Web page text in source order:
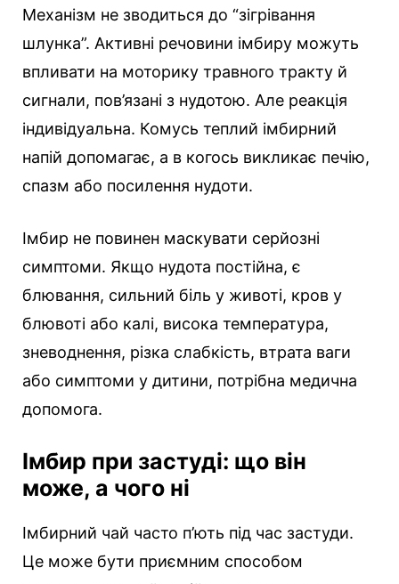
Механізм не зводиться до “зігрівання
шлунка”. Активні речовини імбиру можуть
впливати на моторику травного тракту й
сигнали, пов’язані з нудотою. Але реакція
індивідуальна. Комусь теплий імбирний
напій допомагає, а в когось викликає печію,
спазм або посилення нудоти.
Імбир не повинен маскувати серйозні
симптоми. Якщо нудота постійна, є
блювання, сильний біль у животі, кров у
блювоті або калі, висока температура,
зневоднення, різка слабкість, втрата ваги
або симптоми у дитини, потрібна медична
допомога.
Імбир при застуді: що він
може, а чого ні
Імбирний чай часто п’ють під час застуди.
Це може бути приємним способом